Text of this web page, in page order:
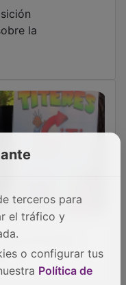
la
con buena
terceros para
el tráfico y
o configurar tus
Política de